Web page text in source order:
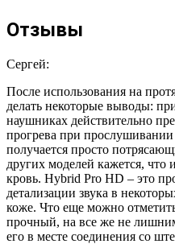
Отзывы
Сергей:
После использования на
делать некоторые выводы:
наушниках действительно
прогрева при
получается просто
других моделей кажется,
кровь. Hybrid Pro HD – это
детализации звука в
коже. Что еще можно
прочный, на все же не
его в месте соединения со